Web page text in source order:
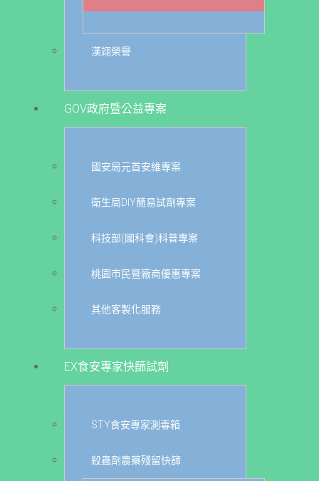
漢翊榮譽
GOV政府暨公益專案
國安局元首安維專案
衛生局DIY簡易試劑專案
科技部(國科會)科普專案
桃園市民暨廠商優惠專案
其他客製化服務
EX食安專家快篩試劑
STY食安專家測毒箱
殺蟲劑農藥殘留快篩